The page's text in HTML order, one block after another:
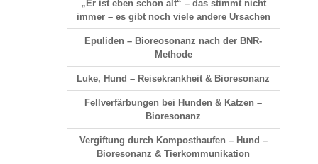
„Er ist eben schon alt“ – das stimmt nicht
immer – es gibt noch viele andere Ursachen
Epuliden – Bioreosonanz nach der BNR-
Methode
Luke, Hund – Reisekrankheit & Bioresonanz
Fellverfärbungen bei Hunden & Katzen –
Bioresonanz
Vergiftung durch Komposthaufen – Hund –
Bioresonanz & Tierkommunikation